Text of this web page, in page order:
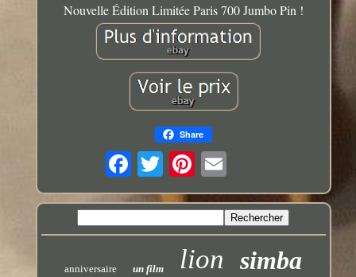
Nouvelle Édition Limitée Paris 700 Jumbo Pin !
Share
anniversaire un film lion simba